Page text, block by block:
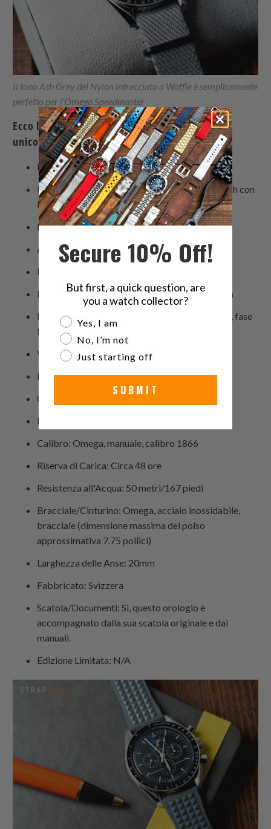
Il tono Ash Grey del Nylon intrecciato a Waffle è semplicemente
perfetto per l'Omega Speedmaster
Ecco le caratteristiche dell'orologio tutte in un
unico posto;
Produttore: OMEGA
Modello: Speedmaster Professional Moonwatch con
Moonphase
Riferimento: 3576.50.00
Anno: 2000
Materiale: Acciaio inossidabile
Dimensioni: Diametro 42mm; Spessore 17.0mm
Funzioni: Ore, minuti, secondi, cronografo, data, fase
lunare
Vetro: Zaffiro
Fondello: Espositivo, zaffiro
Quadrante: Quadrante Fase Lunare Nero
Lume: Sì, Super-LumiNova
Calibro: Omega, manuale, calibro 1866
Riserva di Carica: Circa 48 ore
Resistenza all'Acqua: 50 metri/167 piedi
Bracciale/Cinturino: Omega, acciaio inossidabile,
bracciale (dimensione massima del polso
approssimativa 7.75 pollici)
Larghezza delle Anse: 20mm
Fabbricato: Svizzera
Scatola/Documenti: Sì, questo orologio è
accompagnato dalla sua scatola originale e dai
manuali.
Edizione Limitata: N/A
Secure 10% Off!
But first, a quick question, are
you a watch collector?
Are you a watch collector?
Yes, I am
No, I’m not
Just starting off
SUBMIT